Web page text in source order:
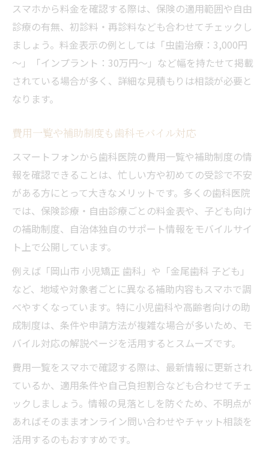
スマホから料金を確認する際は、保険の適用範囲や自由
診療の有無、初診料・再診料なども合わせてチェックし
ましょう。料金表示の例としては「虫歯治療：3,000円
～」「インプラント：30万円～」など幅を持たせて掲載
されている場合が多く、詳細な見積もりは相談が必要と
なります。
費用一覧や補助制度も歯科モバイル対応
スマートフォンから歯科医院の費用一覧や補助制度の情
報を確認できることは、忙しい方や初めての受診で不安
がある方にとって大きなメリットです。多くの歯科医院
では、保険診療・自由診療ごとの料金表や、子ども向け
の補助制度、自治体独自のサポート情報をモバイルサイ
ト上で公開しています。
例えば「岡山市 小児矯正 歯科」や「金尾歯科 子ども」
など、地域や対象者ごとに異なる補助内容もスマホで調
べやすくなっています。特に小児歯科や高齢者向けの助
成制度は、条件や申請方法が複雑な場合が多いため、モ
バイル対応の解説ページを活用するとスムーズです。
費用一覧をスマホで確認する際は、最新情報に更新され
ているか、適用条件や自己負担割合なども合わせてチェ
ックしましょう。情報の見落としを防ぐため、不明点が
あればそのままオンライン問い合わせやチャット相談を
活用するのもおすすめです。